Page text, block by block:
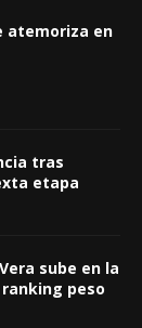
atemoriza en
tras
etapa
sube en la
ranking peso